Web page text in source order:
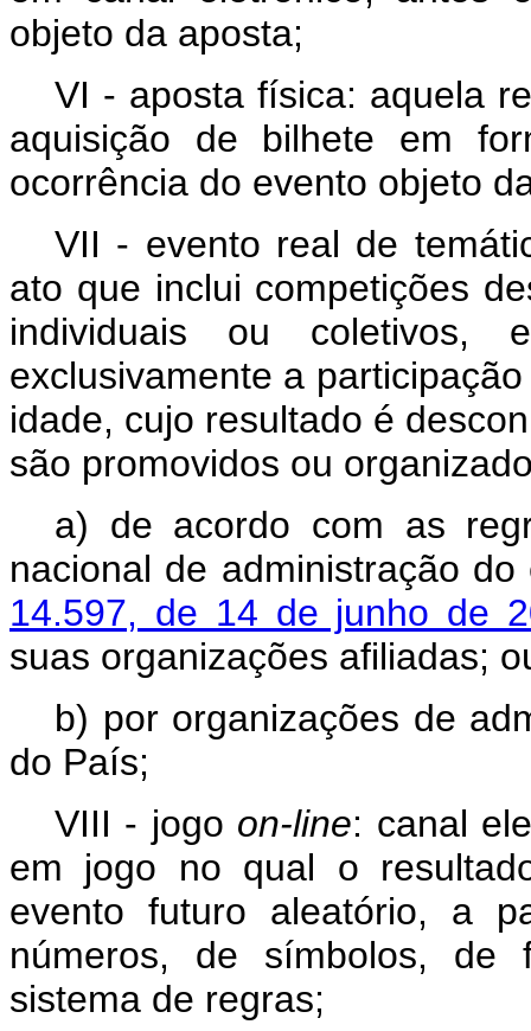
objeto da aposta;
VI - aposta física: aquela
aquisição de bilhete em
ocorrência do evento objeto
VII - evento real de
ato que inclui competições
individuais ou coletivos,
exclusivamente a
idade, cujo resultado é
são promovidos ou
a) de acordo com as
nacional de administração
14.597, de 14 de junho de
suas organizações afiliadas;
b) por organizações de
do País;
VIII - jogo on-line: canal
em jogo no qual o
evento futuro aleatório, a
números, de símbolos, de
sistema de regras;